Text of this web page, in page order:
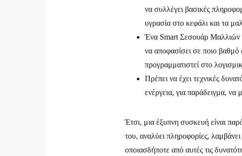
να συλλέγει βασικές
υγρασία στο κεφάλι και τα
Ένα Smart Σεσουάρ Μαλλιών
να αποφασίσει σε ποιο βαθμό
προγραμματιστεί στο
Πρέπει να έχει τεχνικές
ενέργεια, για παράδειγμα,
Έτσι, μια έξυπνη συσκευή είναι
του, αναλύει πληροφορίες,
οποιασδήποτε από αυτές τις